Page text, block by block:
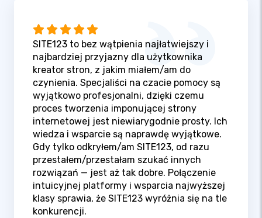
SITE123 to bez wątpienia najłatwiejszy i
najbardziej przyjazny dla użytkownika
kreator stron, z jakim miałem/am do
czynienia. Specjaliści na czacie pomocy są
wyjątkowo profesjonalni, dzięki czemu
proces tworzenia imponującej strony
internetowej jest niewiarygodnie prosty. Ich
wiedza i wsparcie są naprawdę wyjątkowe.
Gdy tylko odkryłem/am SITE123, od razu
przestałem/przestałam szukać innych
rozwiązań — jest aż tak dobre. Połączenie
intuicyjnej platformy i wsparcia najwyższej
klasy sprawia, że SITE123 wyróżnia się na tle
konkurencji.